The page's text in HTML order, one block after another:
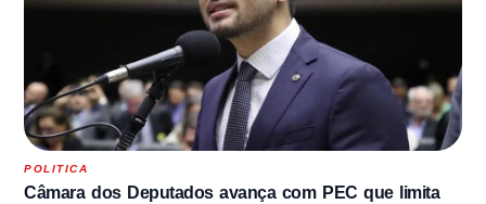
POLITICA
Câmara dos Deputados avança com PEC que limita